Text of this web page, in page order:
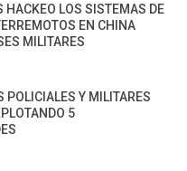
HACKEO LOS SISTEMAS DE
EN CHINA
MILITARES
POLICIALES Y MILITARES
5